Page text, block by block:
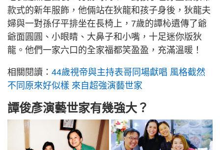
款式的新年服飾，他倆站在狄龍和孩子身後，狄龍夫
婦與一對孫仔平排坐在長椅上，7歲的譚杺遺傳了爺
爺面圓圓、小眼睛、大鼻子和小嘴，十足迷你版狄
龍。他們一家六口的全家福都笑盈盈，充滿溫暖！
相關閱讀： 44歲視帝與主持表哥同場獻唱 風格截然
不同原來好似樣 來自超強演藝世家
譚俊彥演藝世家有幾強大？